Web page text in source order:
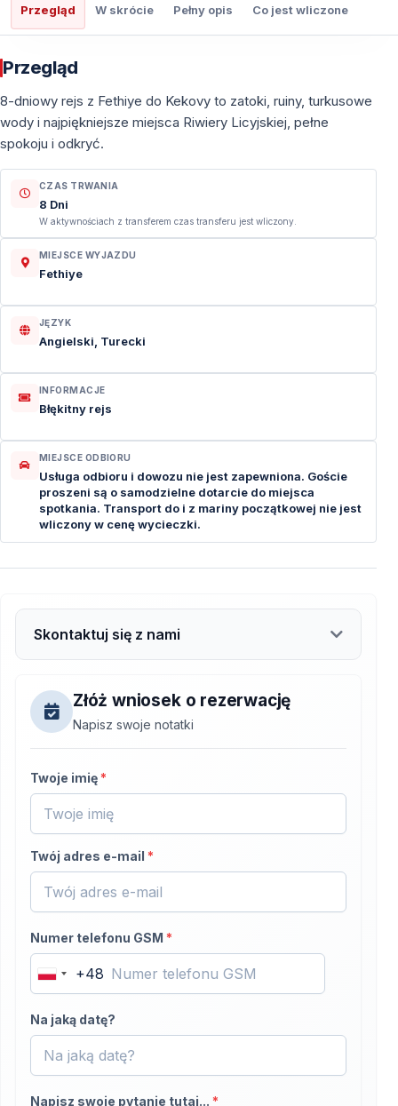
Przegląd W skrócie Pełny opis Co jest wliczone
Przegląd
8-dniowy rejs z Fethiye do Kekovy to zatoki, ruiny, turkusowe
wody i najpiękniejsze miejsca Riwiery Licyjskiej, pełne
spokoju i odkryć.
CZAS TRWANIA
8 Dni
W aktywnościach z transferem czas transferu jest wliczony.
MIEJSCE WYJAZDU
Fethiye
JĘZYK
Angielski, Turecki
INFORMACJE
Błękitny rejs
MIEJSCE ODBIORU
Usługa odbioru i dowozu nie jest zapewniona. Goście
proszeni są o samodzielne dotarcie do miejsca
spotkania. Transport do i z mariny początkowej nie jest
wliczony w cenę wycieczki.
Skontaktuj się z nami
Złóż wniosek o rezerwację
Napisz swoje notatki
Twoje imię *
Twój adres e-mail *
Numer telefonu GSM *
Poland
+48
+48
Na jaką datę?
Napisz swoje pytanie tutaj... *